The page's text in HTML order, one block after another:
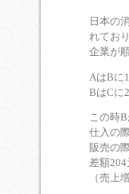
日本の
れてお
企業が
AはBに
BはCに
この時
仕入の
販売の
差額
（売上